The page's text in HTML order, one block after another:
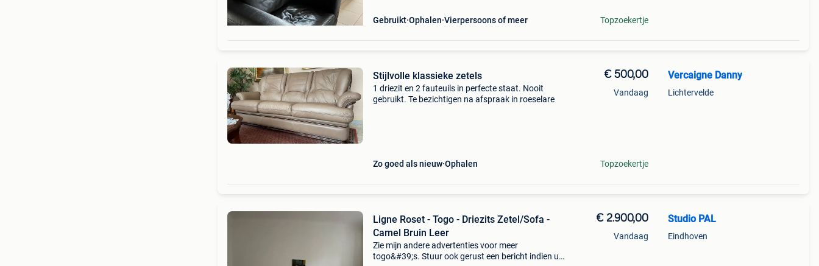
Gebruikt Ophalen Vierpersoons of meer Topzoekertje
Stijlvolle klassieke zetels
1 driezit en 2 fauteuils in perfecte staat. Nooit
gebruikt. Te bezichtigen na afspraak in roeselare
Zo goed als nieuw Ophalen
€ 500,00
Vandaag
Topzoekertje
Vercaigne Danny
Lichtervelde
Ligne Roset - Togo - Driezits Zetel/Sofa -
Camel Bruin Leer
Zie mijn andere advertenties voor meer
togo&#39;s. Stuur ook gerust een bericht indien u
€ 2.900,00
Vandaag
Studio PAL
Eindhoven